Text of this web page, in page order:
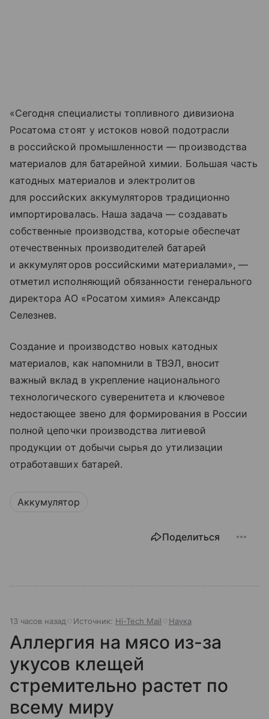
«Сегодня специалисты топливного дивизиона
Росатома стоят у истоков новой подотрасли
в российской промышленности — производства
материалов для батарейной химии. Большая часть
катодных материалов и электролитов
для российских аккумуляторов традиционно
импортировалась. Наша задача — создавать
собственные производства, которые обеспечат
отечественных производителей батарей
и аккумуляторов российскими материалами», —
отметил исполняющий обязанности генерального
директора АО «Росатом химия» Александр
Селезнев.
Создание и производство новых катодных
материалов, как напомнили в ТВЭЛ, вносит
важный вклад в укрепление национального
технологического суверенитета и ключевое
недостающее звено для формирования в России
полной цепочки производства литиевой
продукции от добычи сырья до утилизации
отработавших батарей.
Аккумулятор
Поделиться
13 часов назад Источник: Hi-Tech Mail Наука
Аллергия на мясо из-за
укусов клещей
стремительно растет по
всему миру